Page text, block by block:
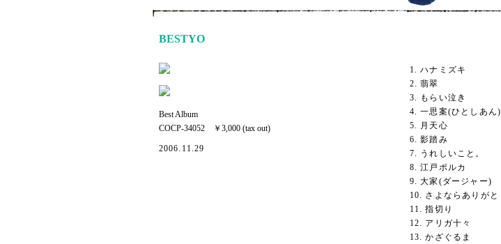
BESTYO
Best Album
COCP-34052 ￥3,000 (tax out)
2006.11.29
1. ハナミズキ
2. 翡翠
3. もらい泣き
4. 一思案(ひとしあん)
5. 月天心
6. 影踏み
7. うれしいこと。
8. 江戸ポルカ
9. 大家(ダージャー)
10. さよならありがと
11. 指切り
12. アリガ十々
13. かざぐるま